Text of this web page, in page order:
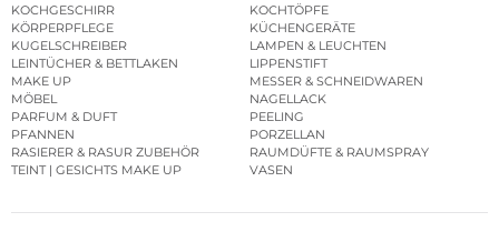
KOCHGESCHIRR
KOCHTÖPFE
KÖRPERPFLEGE
KÜCHENGERÄTE
KUGELSCHREIBER
LAMPEN & LEUCHTEN
LEINTÜCHER & BETTLAKEN
LIPPENSTIFT
MAKE UP
MESSER & SCHNEIDWAREN
MÖBEL
NAGELLACK
PARFUM & DUFT
PEELING
PFANNEN
PORZELLAN
RASIERER & RASUR ZUBEHÖR
RAUMDÜFTE & RAUMSPRAY
TEINT | GESICHTS MAKE UP
VASEN